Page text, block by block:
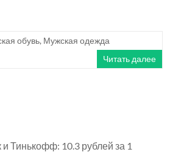
обувь, Мужская одежда
Читать далее
Тинькофф: 10.3 рублей за 1